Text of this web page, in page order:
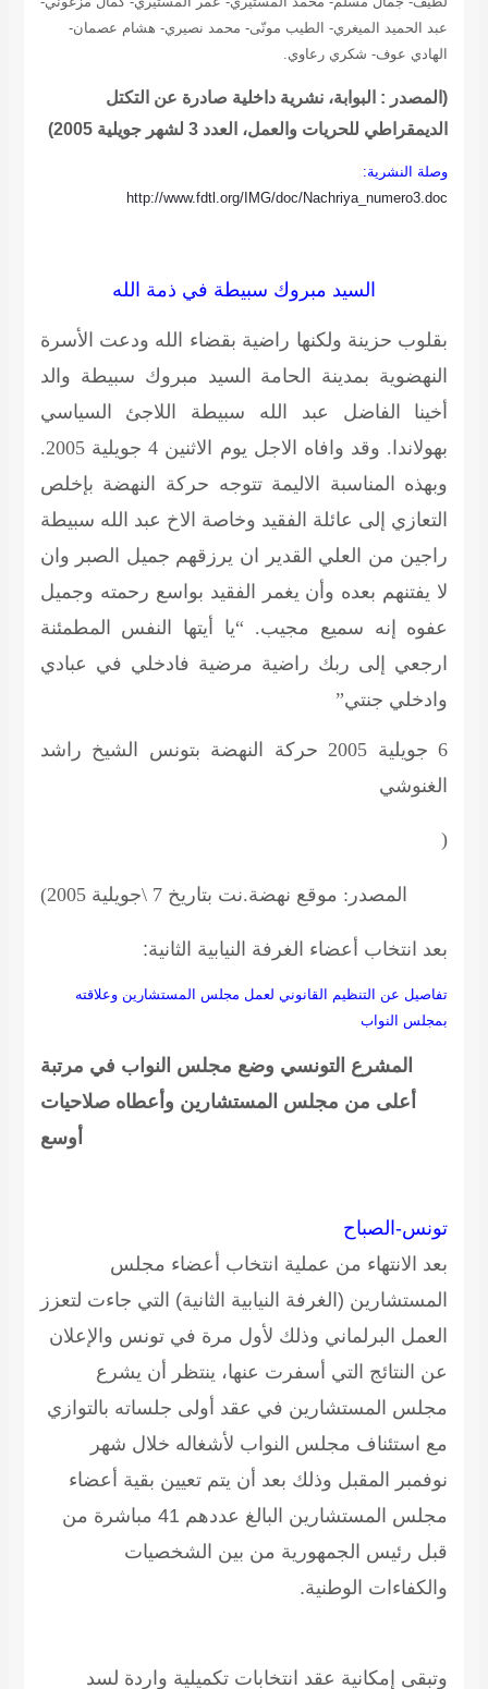
عبد الحميد الميغري- الطيب مونّى- محمد نصيري- هشام عصمان-
الهادي عوف- شكري رعاوي.
(المصدر : البوابة، نشرية داخلية صادرة عن التكتل
الديمقراطي للحريات والعمل، العدد 3 لشهر جويلية 2005)
وصلة النشرية:
http://www.fdtl.org/IMG/doc/Nachriya_numero3.doc
السيد مبروك سبيطة في ذمة الله
بقلوب حزينة ولكنها راضية بقضاء الله ودعت الأسرة
النهضوية بمدينة الحامة السيد مبروك سبيطة والد
أخينا الفاضل عبد الله سبيطة اللاجئ السياسي
بهولاندا. وقد وافاه الاجل يوم الاثنين 4 جويلية 2005.
وبهذه المناسبة الاليمة تتوجه حركة النهضة بإخلص
التعازي إلى عائلة الفقيد وخاصة الاخ عبد الله سبيطة
راجين من العلي القدير ان يرزقهم جميل الصبر وان
لا يفتنهم بعده وأن يغمر الفقيد بواسع رحمته وجميل
عفوه إنه سميع مجيب. “يا أيتها النفس المطمئنة
ارجعي إلى ربك راضية مرضية فادخلي في عبادي
وادخلي جنتي”
6 جويلية 2005 حركة النهضة بتونس
الشيخ راشد
الغنوشي
(
المصدر: موقع نهضة.نت بتاريخ 7 \جويلية 2005)
بعد انتخاب أعضاء الغرفة النيابية الثانية:
تفاصيل عن التنظيم القانوني لعمل مجلس المستشارين وعلاقته
بمجلس النواب
المشرع التونسي وضع مجلس النواب في مرتبة
أعلى من مجلس المستشارين وأعطاه صلاحيات
أوسع
تونس-الصباح
بعد الانتهاء من عملية انتخاب أعضاء مجلس
المستشارين (الغرفة النيابية الثانية) التي جاءت لتعزز
العمل البرلماني وذلك لأول مرة في تونس والإعلان
عن النتائج التي أسفرت عنها، ينتظر أن يشرع
مجلس المستشارين في عقد أولى جلساته بالتوازي
مع استئناف مجلس النواب لأشغاله خلال شهر
نوفمبر المقبل وذلك بعد أن يتم تعيين بقية أعضاء
مجلس المستشارين البالغ عددهم 41 مباشرة من
قبل رئيس الجمهورية من بين الشخصيات
والكفاءات الوطنية.
وتبقى إمكانية عقد انتخابات تكميلية واردة لسد